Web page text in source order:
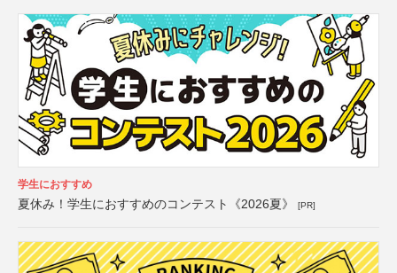
学生におすすめ
夏休み！学生におすすめのコンテスト《2026夏》 [PR]